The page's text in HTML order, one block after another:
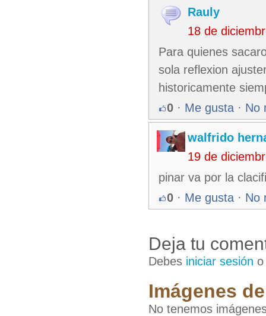
Rauly
18 de
Para quienes
sola reflexion
historicamente
0 · Me gusta · No
walfrido
19 de
pinar va por la
0 · Me gusta · No
Deja tu
Debes iniciar sesión
Imágenes
No tenemos